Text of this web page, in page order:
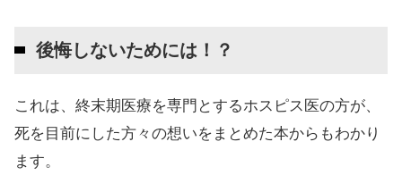
後悔しないためには！？
これは、終末期医療を専門とするホスピス医の方が、
死を目前にした方々の想いをまとめた本からもわかり
ます。